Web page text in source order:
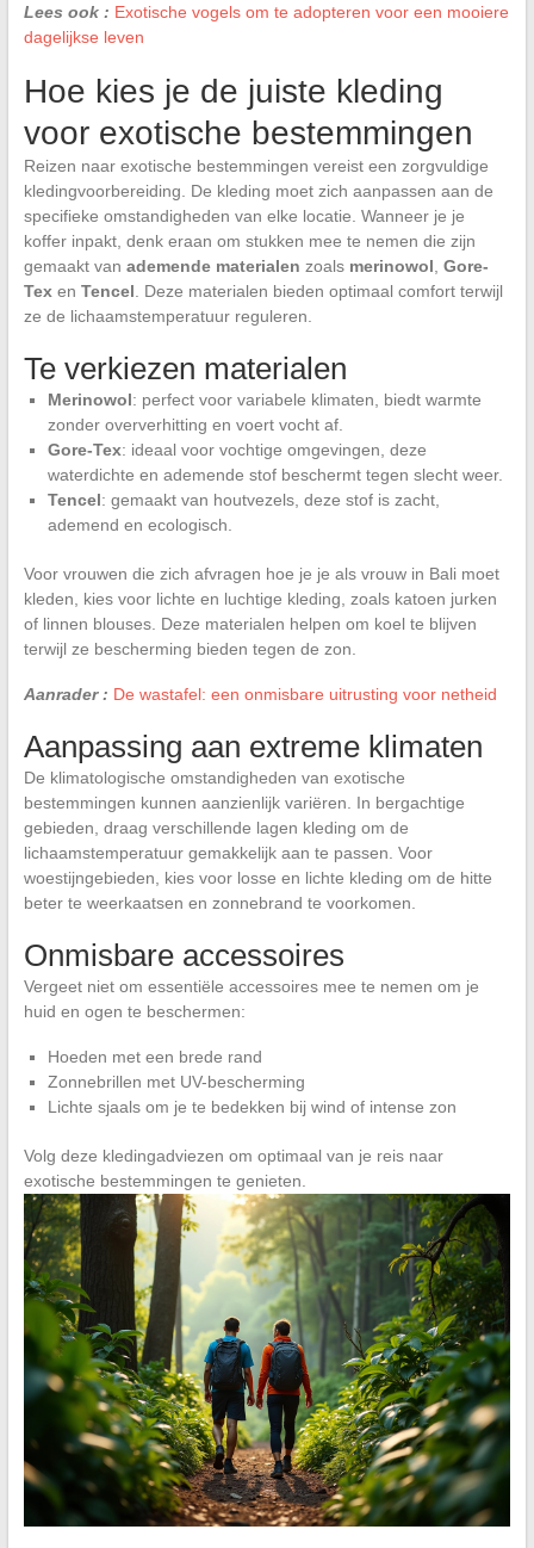
Lees ook : Exotische vogels om te adopteren voor een mooiere
dagelijkse leven
Hoe kies je de juiste kleding
voor exotische bestemmingen
Reizen naar exotische bestemmingen vereist een zorgvuldige
kledingvoorbereiding. De kleding moet zich aanpassen aan de
specifieke omstandigheden van elke locatie. Wanneer je je
koffer inpakt, denk eraan om stukken mee te nemen die zijn
gemaakt van ademende materialen zoals merinowol Gore-
Texen Tencel . Deze materialen bieden optimaal comfort terwijl
ze de lichaamstemperatuur reguleren.
Te verkiezen materialen
Merinowol: perfect voor variabele klimaten, biedt warmte
zonder oververhitting en voert vocht af.
Gore-Tex: ideaal voor vochtige omgevingen, deze
waterdichte en ademende stof beschermt tegen slecht weer.
Tencel: gemaakt van houtvezels, deze stof is zacht,
ademend en ecologisch.
Voor vrouwen die zich afvragen hoe je je als vrouw in Bali moet
kleden, kies voor lichte en luchtige kleding, zoals katoen jurken
of linnen blouses. Deze materialen helpen om koel te blijven
terwijl ze bescherming bieden tegen de zon.
Aanrader : De wastafel: een onmisbare uitrusting voor netheid
Aanpassing aan extreme klimaten
De klimatologische omstandigheden van exotische
bestemmingen kunnen aanzienlijk variëren. In bergachtige
gebieden, draag verschillende lagen kleding om de
lichaamstemperatuur gemakkelijk aan te passen. Voor
woestijngebieden, kies voor losse en lichte kleding om de hitte
beter te weerkaatsen en zonnebrand te voorkomen.
Onmisbare accessoires
Vergeet niet om essentiële accessoires mee te nemen om je
huid en ogen te beschermen:
Hoeden met een brede rand
Zonnebrillen met UV-bescherming
Lichte sjaals om je te bedekken bij wind of intense zon
Volg deze kledingadviezen om optimaal van je reis naar
exotische bestemmingen te genieten.